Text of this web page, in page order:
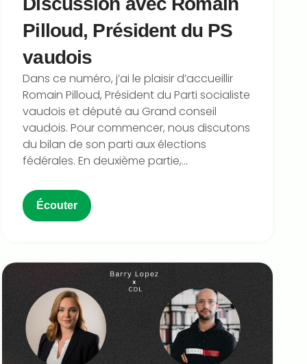
Pilloud, Président du PS
vaudois
Dans ce numéro, j’ai le plaisir d’accueillir
⁠Romain Pilloud⁠, Président du ⁠Parti socialiste
vaudois⁠ et député au Grand conseil
vaudois. Pour commencer, nous discutons
du bilan de son parti aux élections
fédérales. En deuxième partie,...
Écouter